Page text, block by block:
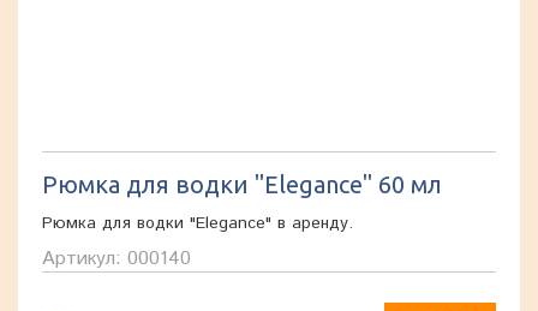
Рюмка для водки "Elegance" 60 мл
Рюмка для водки "Elegance" в аренду.
Артикул: 000140